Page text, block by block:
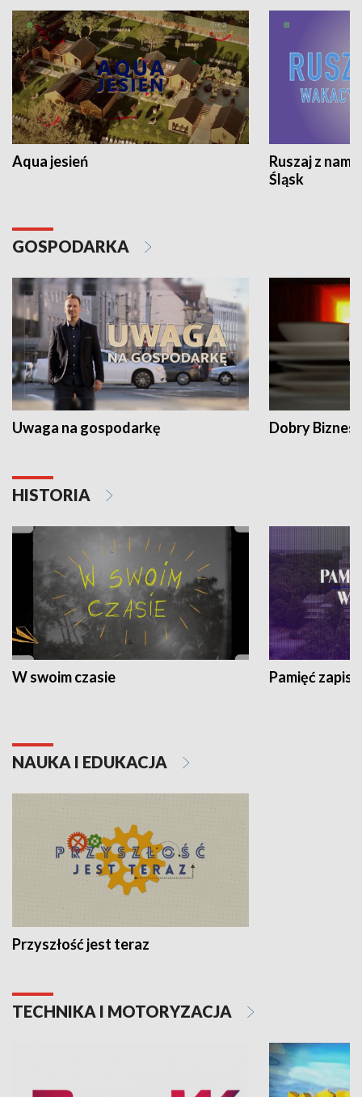
Aqua jesień
Ruszaj z
Śląsk
GOSPODARKA
Uwaga na gospodarkę Dobry Biznes
HISTORIA
W swoim czasie Pamięć
NAUKA I EDUKACJA
Przyszłość jest teraz
TECHNIKA I MOTORYZACJA